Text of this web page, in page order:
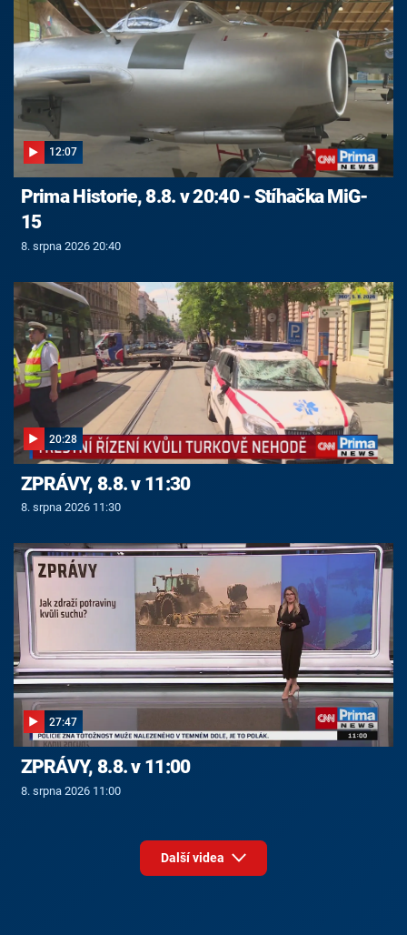
12:07
Prima Historie, 8.8. v 20:40 - Stíhačka MiG-
15
8. srpna 2026 20:40
20:28
ZPRÁVY, 8.8. v 11:30
8. srpna 2026 11:30
27:47
ZPRÁVY, 8.8. v 11:00
8. srpna 2026 11:00
Další videa